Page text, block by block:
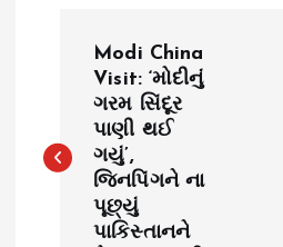
s
Modi China
Visit: ‘મોદીનું
ગરમ સિંદૂર
પાણી થઈ
ગયું’,
જિનપિંગને ના
પૂછ્યું
પાકિસ્તાનને